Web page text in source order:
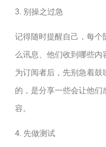
3. 别操之过急
记得随时提醒自己，每
么讯息、他们收到哪些
为订阅者后，先别急着
的，是分享一些会让他
容。
4. 先做测试